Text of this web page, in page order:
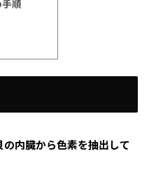
順
内臓から色素を抽出して